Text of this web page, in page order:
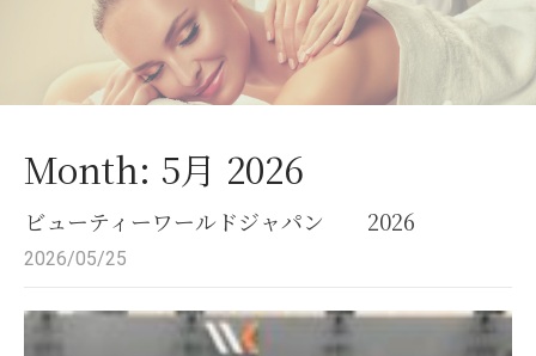
Month: 5月 2026
ビューティーワールドジャパン 2026
2026/05/25